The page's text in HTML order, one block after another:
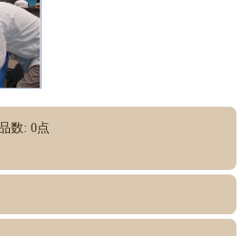
数: 0点